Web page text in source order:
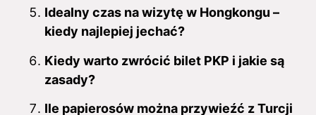
Idealny czas na wizytę w Hongkongu –
kiedy najlepiej jechać?
Kiedy warto zwrócić bilet PKP i jakie są
zasady?
Ile papierosów można przywieźć z Turcji